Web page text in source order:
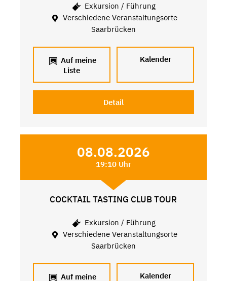
Exkursion / Führung
Verschiedene Veranstaltungsorte
Saarbrücken
Auf meine
Liste
Kalender
Detail
08.08.2026
19:10 Uhr
COCKTAIL TASTING CLUB TOUR
Exkursion / Führung
Verschiedene Veranstaltungsorte
Saarbrücken
Auf meine
Kalender